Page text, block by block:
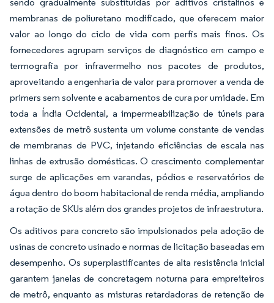
membranas de poliuretano modificado, que oferecem maior
valor ao longo do ciclo de vida com perfis mais finos. Os
fornecedores agrupam serviços de diagnóstico em campo e
termografia por infravermelho nos pacotes de produtos,
aproveitando a engenharia de valor para promover a venda de
primers sem solvente e acabamentos de cura por umidade. Em
toda a Índia Ocidental, a impermeabilização de túneis para
extensões de metrô sustenta um volume constante de vendas
de membranas de PVC, injetando eficiências de escala nas
linhas de extrusão domésticas. O crescimento complementar
surge de aplicações em varandas, pódios e reservatórios de
água dentro do boom habitacional de renda média, ampliando
a rotação de SKUs além dos grandes projetos de infraestrutura.
Os aditivos para concreto são impulsionados pela adoção de
usinas de concreto usinado e normas de licitação baseadas em
desempenho. Os superplastificantes de alta resistência inicial
garantem janelas de concretagem noturna para empreiteiros
de metrô, enquanto as misturas retardadoras de retenção de